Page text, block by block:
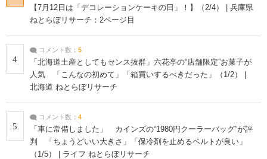
【7月12日は「デコレーションケーキの日」！】（2/4） | 兵庫県
ねとらぼリサーチ：2ページ目
4
コメント数： 5
「北海道土産としてもセンス抜群」六花亭の“店舗限定”お菓子が
人気 「こんなの初めて」「箱買いするべきだった」（1/2） |
北海道 ねとらぼリサーチ
5
コメント数： 4
「車に常備しました」 カインズの“1980円クーラーバッグ”が評
判 「ちょうどいい大きさ」「保冷剤を止めるベルトが良い」
（1/5） | ライフ ねとらぼリサーチ